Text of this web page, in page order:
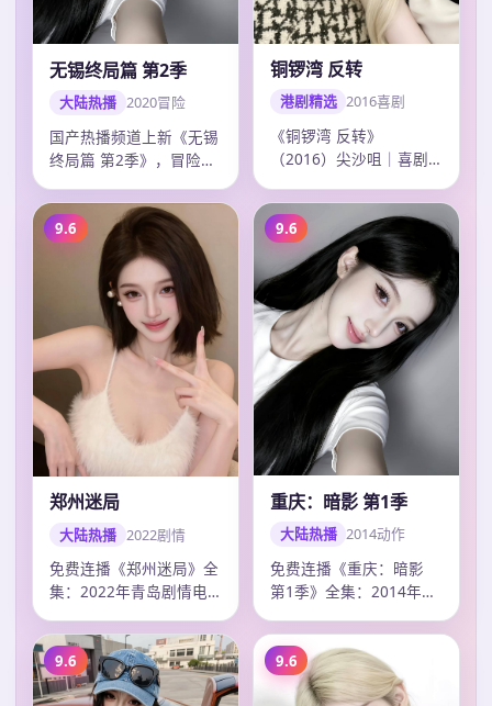
无锡终局篇 第2季
大陆热播 2020冒险
国产热播频道上新《无锡
终局篇 第2季》，冒险剧
度精准，20…
铜锣湾 反转
港剧精选 2016喜剧
《铜锣湾 反转》
（2016）尖沙咀｜喜剧
华，主演郭富城、刘德…
9.6
郑州迷局
大陆热播 2022剧情
免费连播《郑州迷局》全
集：2022年青岛剧情电
伟、王一博，2…
9.6
重庆：暗影 第1季
大陆热播 2014动作
免费连播《重庆：暗影
第1季》全集：2014年成
俊、赵丽颖、…
9.6 9.6